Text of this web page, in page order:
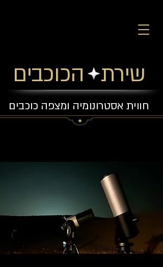
שירת הכוכבים
חווית אסטרונומיה ומצפה כוכבים